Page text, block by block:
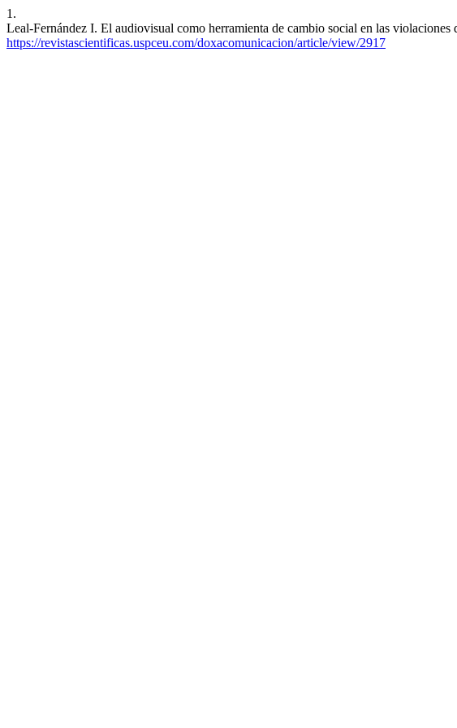
1.
Leal-Fernández I. El audiovisual como herramienta de cambio social en las
https://revistascientificas.uspceu.com/doxacomunicacion/article/view/2917